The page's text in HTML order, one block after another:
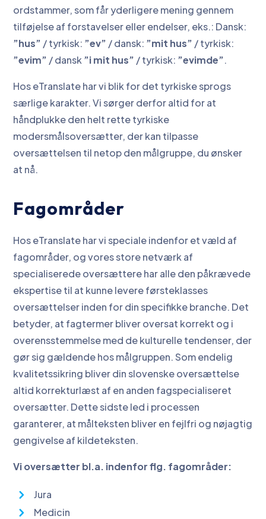
ordstammer, som får yderligere mening gennem
tilføjelse af forstavelser eller endelser, eks.: Dansk:
”hus” / tyrkisk: ”ev” / dansk: ”mit hus” / tyrkisk:
”evim” / dansk ”i mit hus” / tyrkisk: ”evimde”.
Hos eTranslate har vi blik for det tyrkiske sprogs
særlige karakter. Vi sørger derfor altid for at
håndplukke den helt rette tyrkiske
modersmålsoversætter, der kan tilpasse
oversættelsen til netop den målgruppe, du ønsker
at nå.
Fagområder
Hos eTranslate har vi speciale indenfor et væld af
fagområder, og vores store netværk af
specialiserede oversættere har alle den påkrævede
ekspertise til at kunne levere førsteklasses
oversættelser inden for din specifikke branche. Det
betyder, at fagtermer bliver oversat korrekt og i
overensstemmelse med de kulturelle tendenser, der
gør sig gældende hos målgruppen. Som endelig
kvalitetssikring bliver din slovenske oversættelse
altid korrekturlæst af en anden fagspecialiseret
oversætter. Dette sidste led i processen
garanterer, at målteksten bliver en fejlfri og nøjagtig
gengivelse af kildeteksten.
Vi oversætter bl.a. indenfor flg. fagområder:
Jura
Medicin